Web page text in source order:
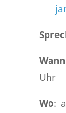
Wann
Uhr
Wo: